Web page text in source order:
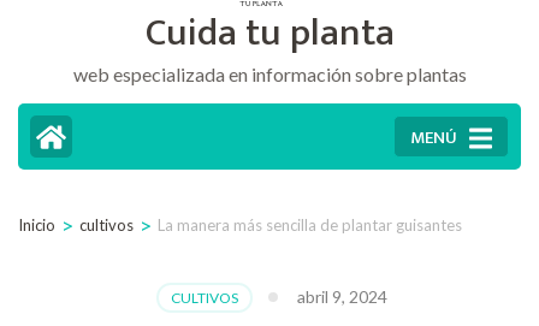
Intro)
Cuida tu planta
web especializada en información sobre plantas
MENÚ
Inicio > cultivos > La manera más sencilla de plantar guisantes
CULTIVOS abril 9, 2024